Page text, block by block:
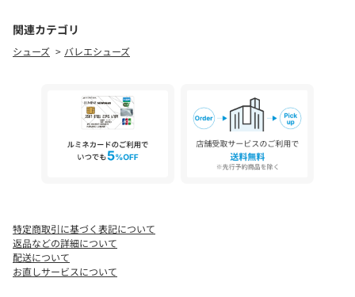
ブラックはスムース素材にシルバーの平らなスタッズの組み合わ
せ。
その他1カラーはマットなサテン生地に半球パール調パーツの組み
＜SY＞ロゴパーツの組み合わせ。
＜SY（シー）＞
「日常mode～日常で楽しむモードなスタイル～」
カジュアルモード・フェミニンモードのテイストのもと、オトナ
未来への憧れもリアルな日常もポジティブに受け入れ、「自分ら
しくありたい」「恰好良く素敵でありたい」という気持ちを抱く
方に、「ありたい自分」を創るきっかけ、理想の「私らしさ」を
実現するシューズやファッションを提案します。
関連カテゴリ
シューズ バレエシューズ
特定商取引に基づく表記について
返品などの詳細について
配送について
お直しサービスについて